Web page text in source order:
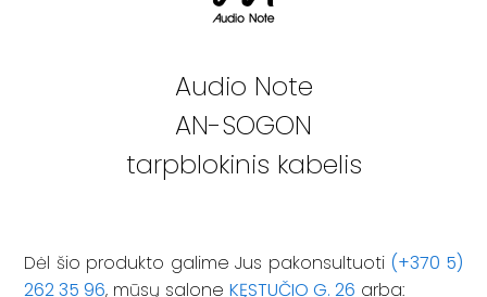
Audio Note
AN-SOGON
tarpblokinis kabelis
Dėl šio produkto galime Jus pakonsultuoti (+370 5)
262 35 96, mūsų salone KĘSTUČIO G. 26 arba: